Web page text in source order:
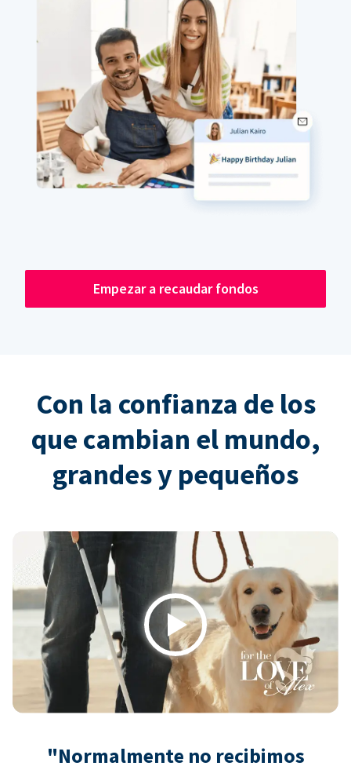
Empezar a recaudar fondos
Con la confianza de los
que cambian el mundo,
grandes y pequeños
Play
"Normalmente no recibimos